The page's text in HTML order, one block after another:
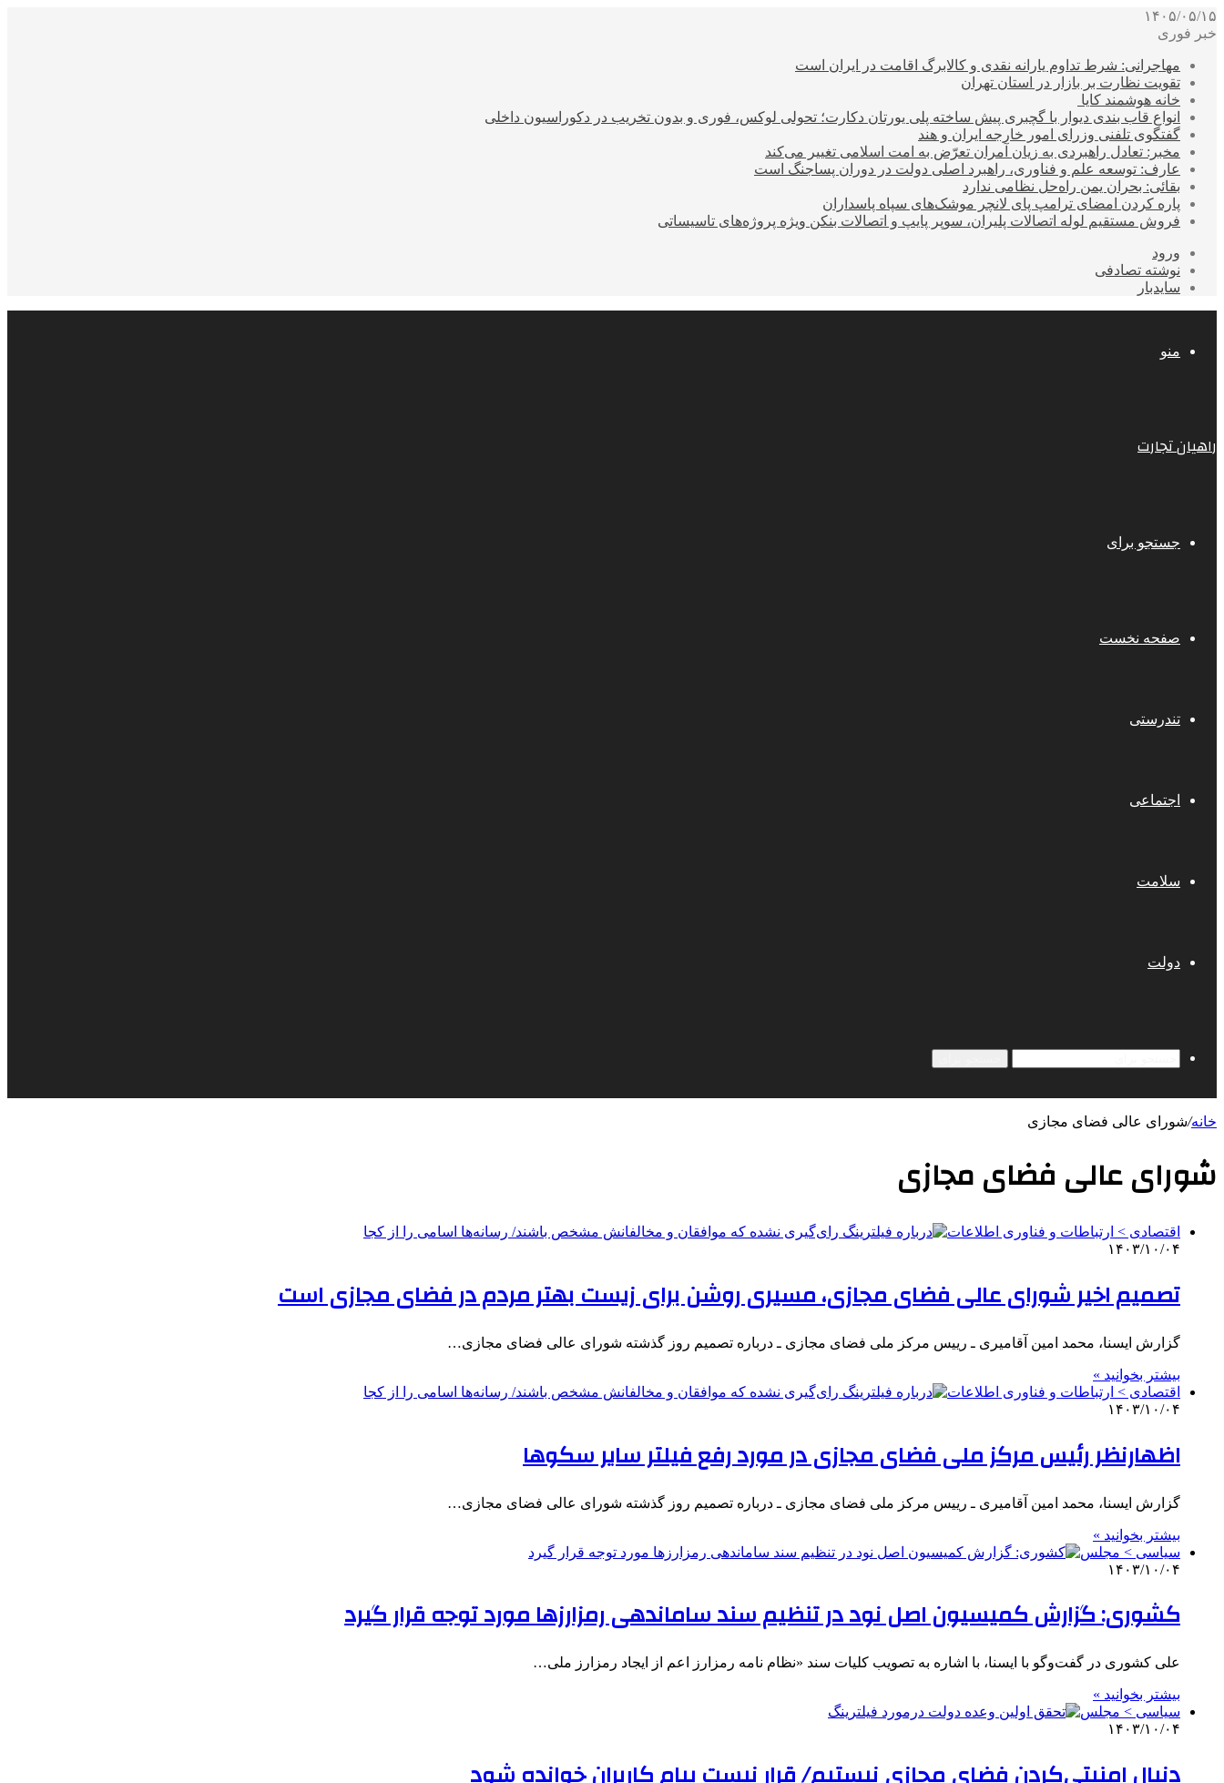
۱۴۰۵/۰۵/۱۵
خبر فوری
مهاجرانی: شرط تداوم یارانه نقدی و کالابرگ اقامت در ایران است
تقویت نظارت بر بازار در استان تهران
خانه هوشمند کایا
انواع قاب بندی دیوار با گچبری پیش ساخته پلی یورتان دکارت؛ تحولی لوکس، فوری و بدون تخریب در دکوراسیون داخلی
گفتگوی تلفنی وزرای امور خارجه ایران و هند
مخبر: تعادل راهبردی به زیان آمران تعرّض به امت اسلامی تغییر می‌کند
عارف: توسعه علم و فناوری، راهبرد اصلی دولت در دوران پساجنگ است
بقائی: بحران یمن راه‌حل نظامی ندارد
پاره کردن امضای ترامپ پای لانچر موشک‌های سپاه پاسداران
فروش مستقیم لوله اتصالات پلیران، سوپر پایپ و اتصالات بنکن ویژه پروژه‌های تاسیساتی
ورود
نوشته تصادفی
سایدبار
منو
راهیان تجارت
جستجو برای
صفحه نخست
تندرستی
اجتماعی
سلامت
دولت
خانه/شورای عالی فضای مجازی
شورای عالی فضای مجازی
اقتصادی > ارتباطات و فناوری اطلاعات
۱۴۰۳/۱۰/۰۴
تصمیم اخیر شورای عالی فضای مجازی، مسیری روشن برای زیست بهتر مردم در فضای مجازی است
گزارش ایسنا، محمد امین آقامیری ـ رییس مرکز ملی فضای مجازی ـ درباره تصمیم روز گذشته شورای عالی فضای مجازی…
بیشتر بخوانید »
اقتصادی > ارتباطات و فناوری اطلاعات
۱۴۰۳/۱۰/۰۴
اظهارنظر رئیس مرکز ملی فضای مجازی در مورد رفع فیلتر سایر سکوها
گزارش ایسنا، محمد امین آقامیری ـ رییس مرکز ملی فضای مجازی ـ درباره تصمیم روز گذشته شورای عالی فضای مجازی…
بیشتر بخوانید »
سیاسی > مجلس
۱۴۰۳/۱۰/۰۴
کشوری: گزارش کمیسیون اصل نود در تنظیم سند ساماندهی رمزارزها مورد توجه قرار گیرد
علی کشوری در گفت‌وگو با ایسنا، با اشاره به تصویب کلیات سند «نظام نامه رمزارز اعم از ایجاد رمزارز ملی…
بیشتر بخوانید »
سیاسی > مجلس
۱۴۰۳/۱۰/۰۴